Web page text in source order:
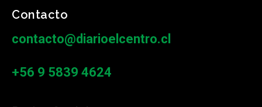
Contacto
contacto@diarioelcentro.cl
+56 9 5839 4624